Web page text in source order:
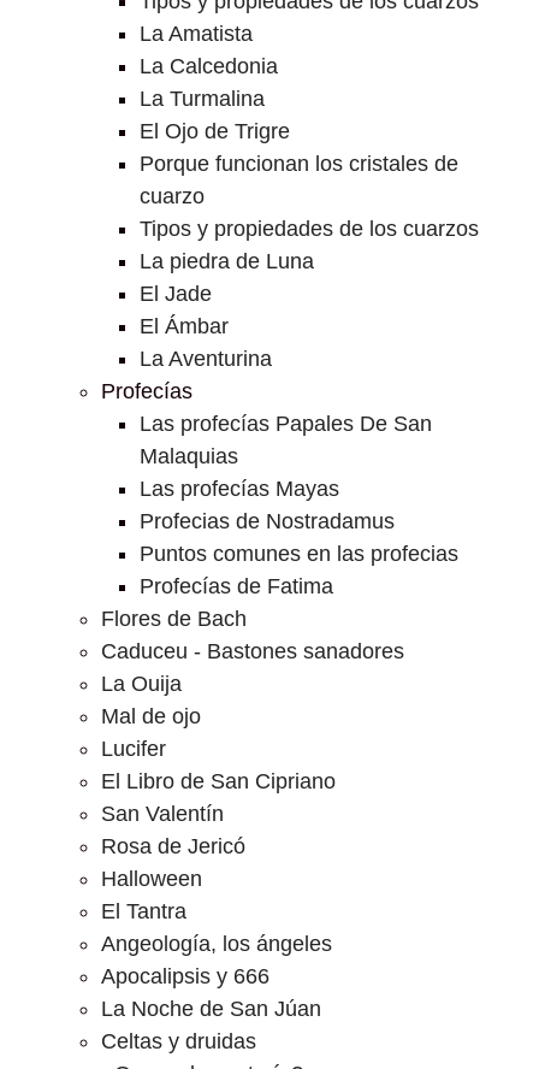
La Amatista
La Calcedonia
La Turmalina
El Ojo de Trigre
Porque funcionan los cristales de
cuarzo
Tipos y propiedades de los cuarzos
La piedra de Luna
El Jade
El Ámbar
La Aventurina
Profecías
Las profecías Papales De San
Malaquias
Las profecías Mayas
Profecias de Nostradamus
Puntos comunes en las profecias
Profecías de Fatima
Flores de Bach
Caduceu - Bastones sanadores
La Ouija
Mal de ojo
Lucifer
El Libro de San Cipriano
San Valentín
Rosa de Jericó
Halloween
El Tantra
Angeología, los ángeles
Apocalipsis y 666
La Noche de San Júan
Celtas y druidas